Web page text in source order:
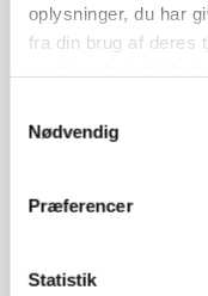
oplysninger, du har
fra din brug af deres
Nødvendig
Præferencer
Statistik
protestgruppe vil
gødskningslov